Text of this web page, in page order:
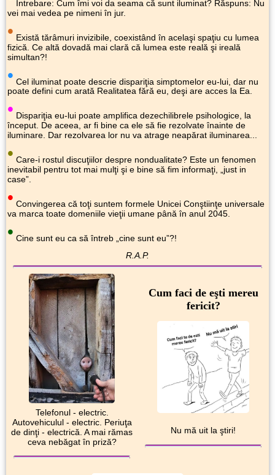
Întrebare: Cum îmi voi da seama că sunt iluminat? Răspuns: Nu
vei mai vedea pe nimeni în jur.
• Există tărâmuri invizibile, coexistând în acelaşi spaţiu cu lumea
fizică. Ce altă dovadă mai clară că lumea este reală şi ireală
simultan?!
• Cel iluminat poate descrie dispariţia simptomelor eu-lui, dar nu
poate defini cum arată Realitatea fără eu, deşi are acces la Ea.
• Dispariţia eu-lui poate amplifica dezechilibrele psihologice, la
început. De aceea, ar fi bine ca ele să fie rezolvate înainte de
iluminare. Dar rezolvarea lor nu va atrage neapărat iluminarea...
• Care-i rostul discuţiilor despre nondualitate? Este un fenomen
inevitabil pentru tot mai mulţi şi e bine să fim informaţi, „just in
case”.
• Convingerea că toţi suntem formele Unicei Conştiinţe universale
va marca toate domeniile vieţii umane până în anul 2045.
• Cine sunt eu ca să întreb „cine sunt eu”?!
R.A.P.
Telefonul - electric.
Autovehiculul - electric. Periuţa
de dinţi - electrică. A mai rămas
ceva nebăgat în priză?
Cum faci de eşti mereu
fericit?
Nu mă uit la ştiri!